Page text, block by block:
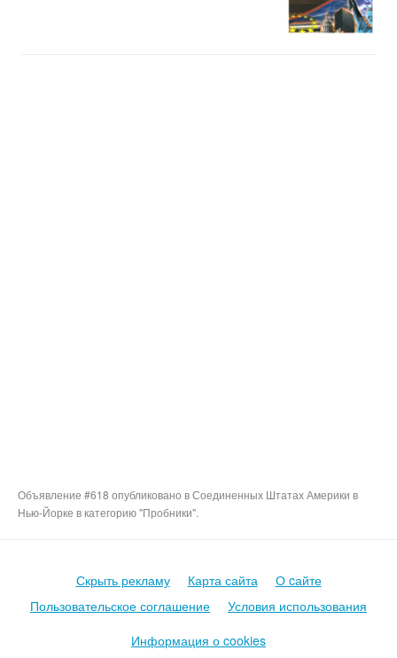
Объявление #618 опубликовано в Соединенных Штатах Америки в
Нью-Йорке в категорию "Пробники".
Скрыть рекламу Карта сайта
О cайте
Пользовательское соглашение
Условия использования
Информация о cookies